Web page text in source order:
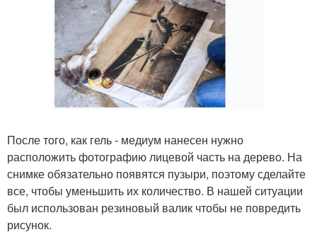
После того, как гель - медиум нанесен нужно
расположить фотографию лицевой часть на дерево. На
снимке обязательно появятся пузыри, поэтому сделайте
все, чтобы уменьшить их количество. В нашей ситуации
был использован резиновый валик чтобы не повредить
рисунок.